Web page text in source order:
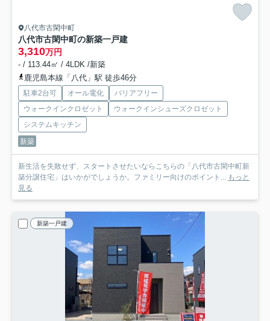
八代市古閑中町
八代市古閑中町の新築一戸建
3,310万円
- / 113.44㎡ / 4LDK /新築
鹿児島本線「八代」駅 徒歩46分
駐車2台可 オール電化
バリアフリー
ウォークインクロゼット
ウォークインシューズクロゼット
システムキッチン
新築
新生活を失敗せず、スタートさせたいならこちらの「八代市古閑中町新
築分譲住宅」はいかがでしょうか。ファミリー向けのポイント... もっと
見る
新築一戸建